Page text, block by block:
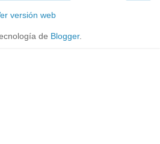
versión web
de Blogger.